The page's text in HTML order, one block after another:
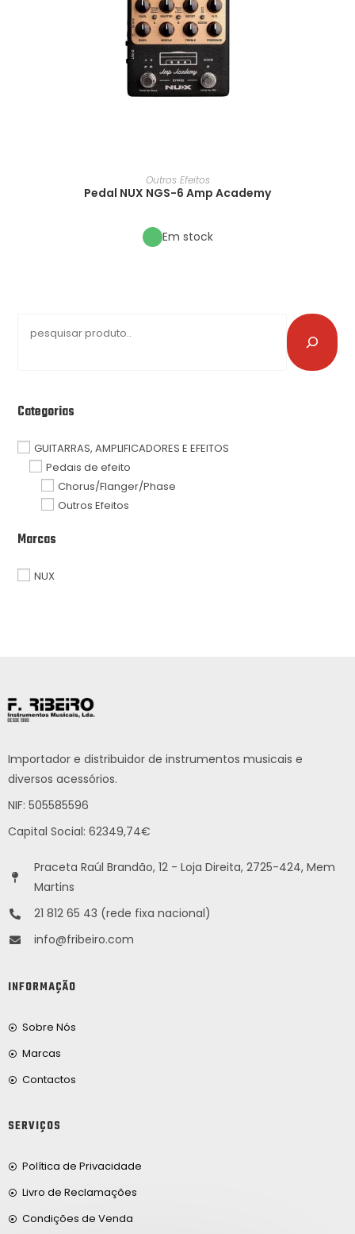
Outros Efeitos
Pedal NUX NGS-6 Amp Academy
Em stock
Categorias
GUITARRAS, AMPLIFICADORES E EFEITOS
Pedais de efeito
Chorus/Flanger/Phase
Outros Efeitos
Marcas
NUX
Importador e distribuidor de instrumentos musicais e
diversos acessórios.
NIF: 505585596
Capital Social: 62349,74€
Praceta Raúl Brandão, 12 - Loja Direita, 2725-424, Mem
Martins
21 812 65 43 (rede fixa nacional)
info@fribeiro.com
INFORMAÇÃO
Sobre Nós
Marcas
Contactos
SERVIÇOS
Política de Privacidade
Livro de Reclamações
Condições de Venda